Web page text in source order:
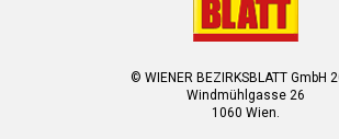
© WIENER BEZIRKSBLATT GmbH
Windmühlgasse 26
1060 Wien.